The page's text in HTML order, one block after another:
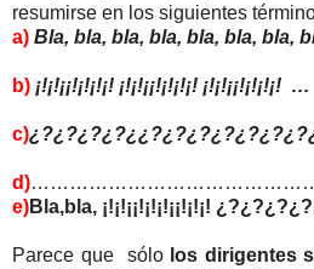
resumirse en los siguientes
a) Bla, bla, bla, bla, bla, bla, bla,
b) ¡!¡!¡¡!¡!¡!¡! ¡!¡!¡¡!¡!¡!¡! ¡!¡!¡¡!¡!¡!¡! …
c)
d)
e)Bla,bla, ¡!¡!¡¡!¡!¡!¡¡!¡!¡!
Parece que sólo los dirigentes